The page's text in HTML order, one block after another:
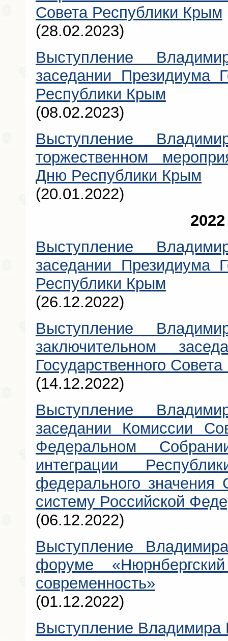
Совета Республики Крым
(28.02.2023)
Выступление
заседании Президиума
Республики Крым
(08.02.2023)
Выступление
торжественном
Дню Республики Крым
(20.01.2022)
Выступление
заседании Президиума
Республики Крым
(26.12.2022)
Выступление
заключительном
Государственного
(14.12.2022)
Выступление
заседании Комиссии
Федеральном
интеграции
федерального значения
систему Российской
(06.12.2022)
Выступление
форуме
современность»
(01.12.2022)
Выступление Владимира